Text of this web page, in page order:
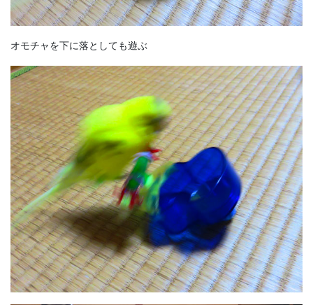
オモチャを下に落としても遊ぶ